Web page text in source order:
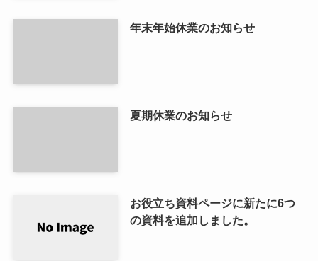
年末年始休業のお知らせ
夏期休業のお知らせ
お役立ち資料ページに新たに6つ
の資料を追加しました。